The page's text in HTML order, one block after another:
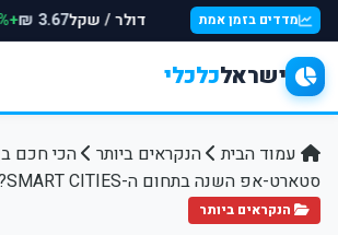
מדדים בזמן אמת דולר / שקל3.67 ₪
+0.32%
ישראלכלכלי
עמוד הבית הנקראים ביותר
הכי חכם
סטארט-אפ השנה בתחום ה-SMART CITIES?
הנקראים ביותר